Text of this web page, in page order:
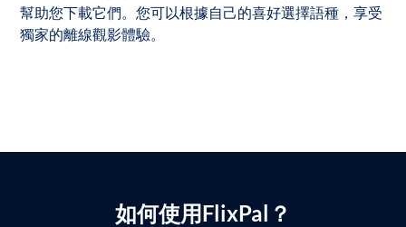
幫助您下載它們。您可以根據自己的喜好選擇語種，享受
獨家的離線觀影體驗。
如何使用FlixPal？